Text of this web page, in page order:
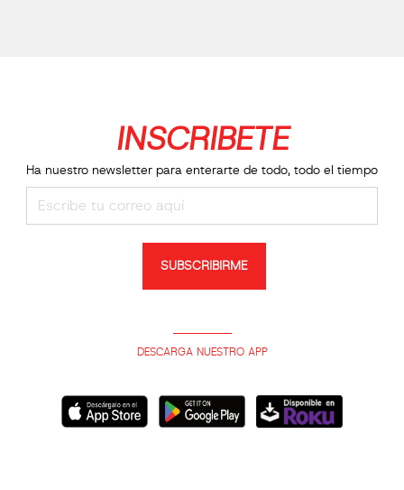
INSCRIBETE
Ha nuestro newsletter para enterarte de todo, todo el tiempo
SUBSCRIBIRME
DESCARGA NUESTRO APP